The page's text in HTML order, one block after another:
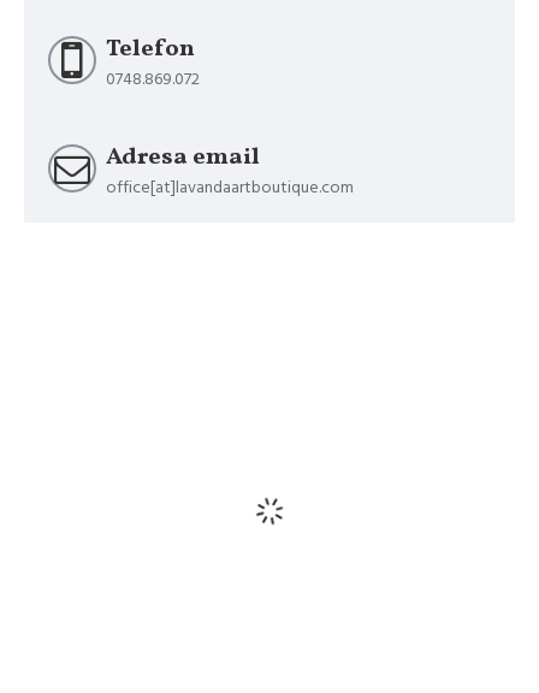
Telefon
0748.869.072
Adresa email
office[at]lavandaartboutique.com